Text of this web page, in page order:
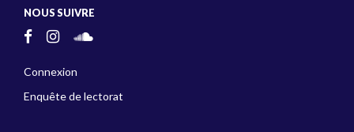
NOUS SUIVRE
Connexion
Enquête de lectorat